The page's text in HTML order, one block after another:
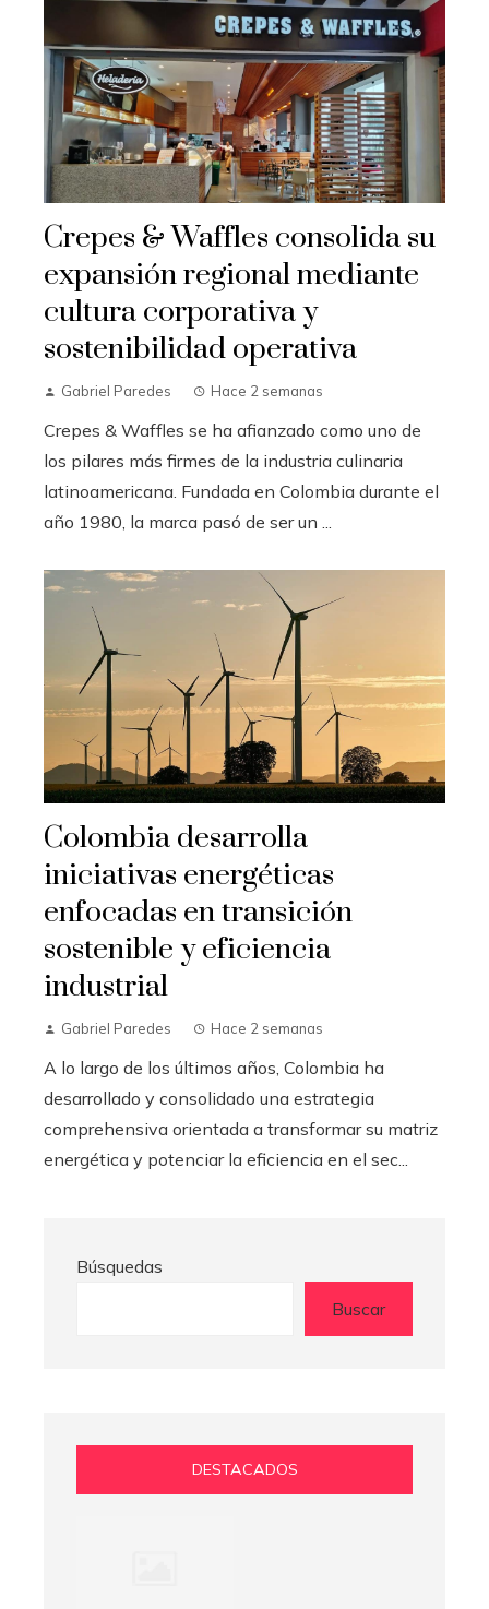
Crepes & Waffles consolida su
expansión regional mediante
cultura corporativa y
sostenibilidad operativa
Gabriel Paredes Hace 2 semanas
Crepes & Waffles se ha afianzado como uno de
los pilares más firmes de la industria culinaria
latinoamericana. Fundada en Colombia durante el
año 1980, la marca pasó de ser un ...
Colombia desarrolla
iniciativas energéticas
enfocadas en transición
sostenible y eficiencia
industrial
Gabriel Paredes Hace 2 semanas
A lo largo de los últimos años, Colombia ha
desarrollado y consolidado una estrategia
comprehensiva orientada a transformar su matriz
energética y potenciar la eficiencia en el sec...
Búsquedas
Buscar
DESTACADOS